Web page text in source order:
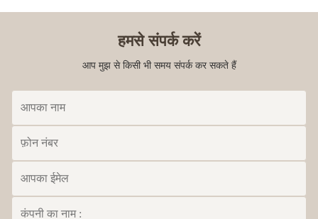
हमसे संपर्क करें
आप मुझ से किसी भी समय संपर्क कर सकते हैं